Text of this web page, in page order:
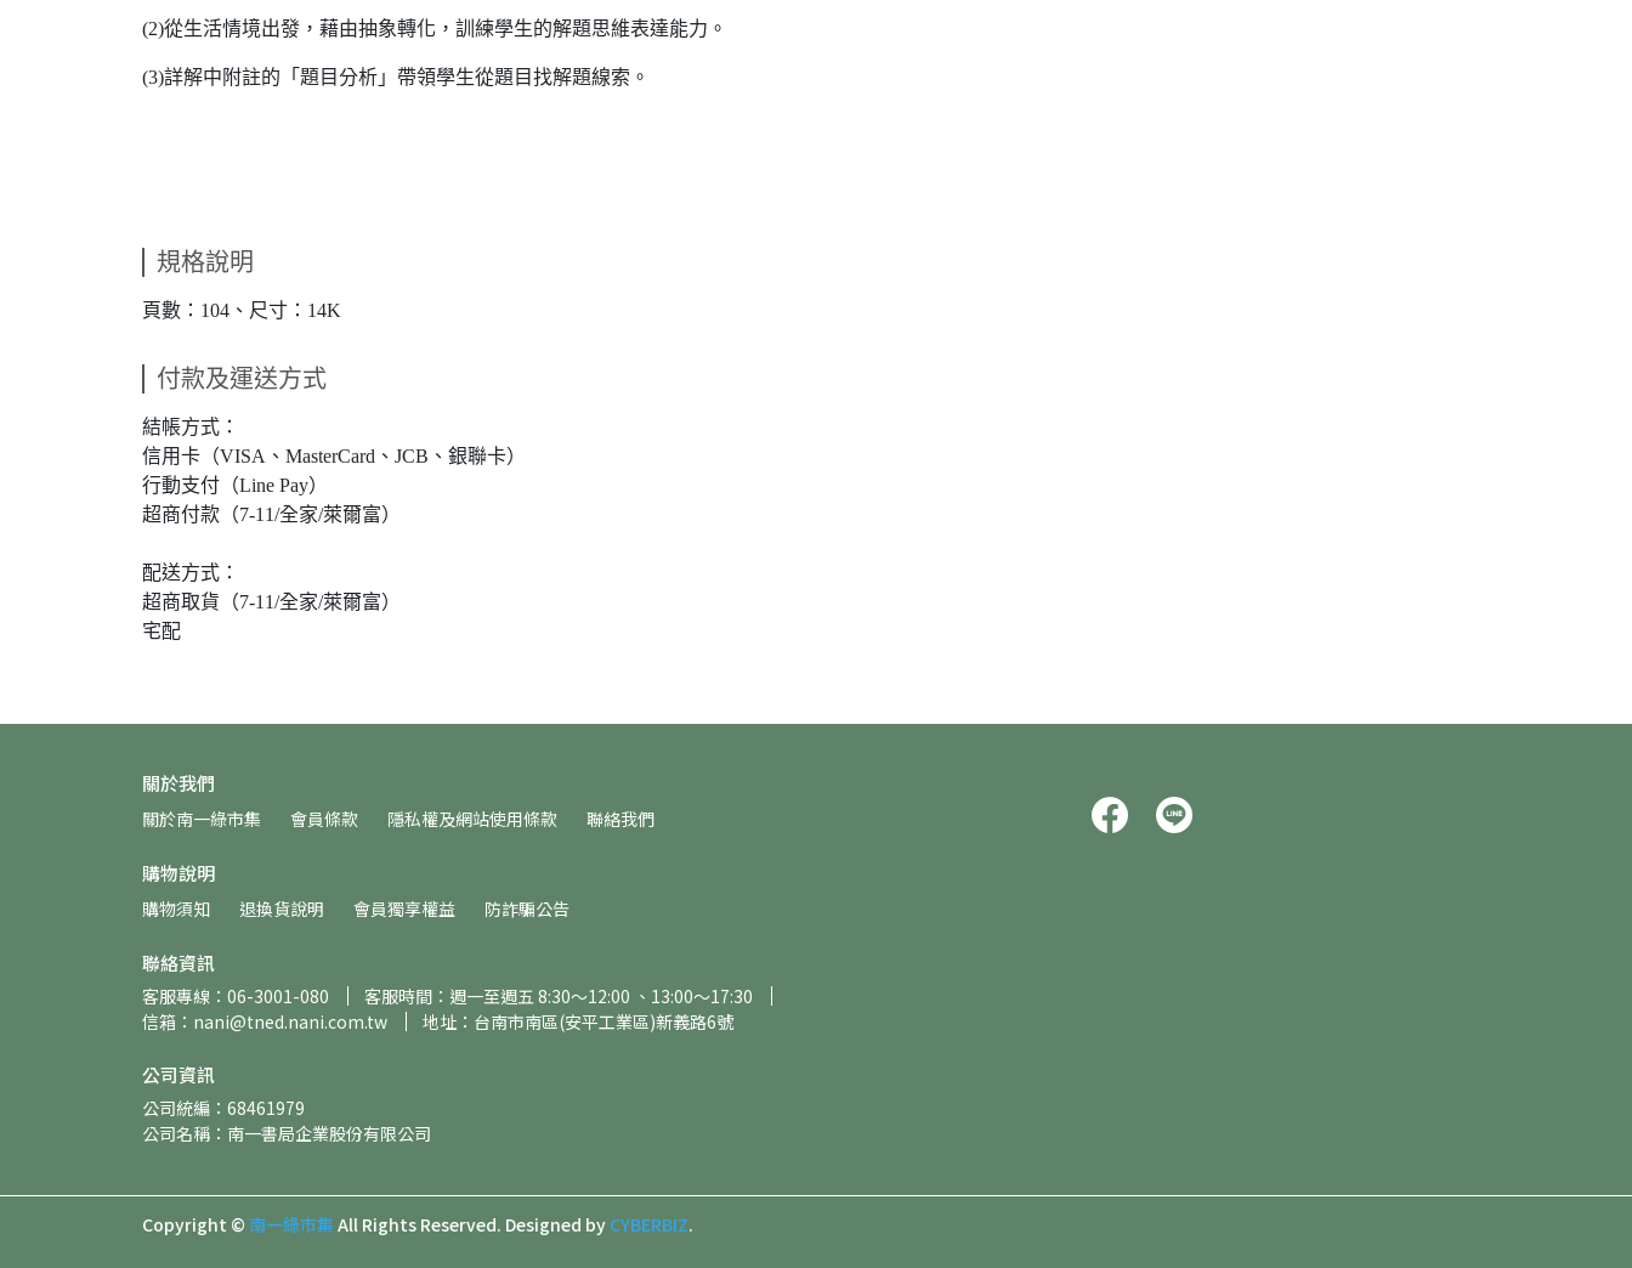
(2)從生活情境出發，藉由抽象轉化，訓練學生的解題思維表達能力。
(3)詳解中附註的「題目分析」帶領學生從題目找解題線索。
規格說明
頁數：104、尺寸：14K
付款及運送方式
結帳方式：
信用卡（VISA、MasterCard、JCB、銀聯卡）
行動支付（Line Pay）
超商付款（7-11/全家/萊爾富）
配送方式：
超商取貨（7-11/全家/萊爾富）
宅配
關於我們
關於南一綠市集 會員條款 隱私權及網站使用條款 聯絡我們
購物說明
購物須知 退換貨說明 會員獨享權益 防詐騙公告
聯絡資訊
客服專線：06-3001-080
客服時間：週一至週五 8:30～12:00 、13:00～17:30
信箱：nani@tned.nani.com.tw
地址：台南市南區(安平工業區)新義路6號
公司資訊
公司統編：68461979
公司名稱：南一書局企業股份有限公司
Copyright © 南一綠市集 All Rights Reserved. Designed by CYBERBIZ.